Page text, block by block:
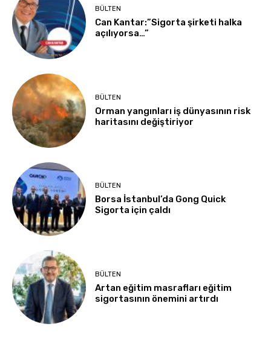
BÜLTEN
Can Kantar:”Sigorta şirketi halka
açılıyorsa…”
BÜLTEN
Orman yangınları iş dünyasının risk
haritasını değiştiriyor
BÜLTEN
Borsa İstanbul’da Gong Quick
Sigorta için çaldı
BÜLTEN
Artan eğitim masrafları eğitim
sigortasının önemini artırdı